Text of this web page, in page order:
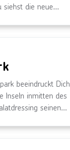
siehst die neue
beeindruckt Dich
Inseln inmitten des
seinen